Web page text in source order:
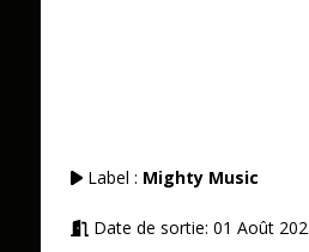
Label : Mighty Music
Date de sortie: 01 Août